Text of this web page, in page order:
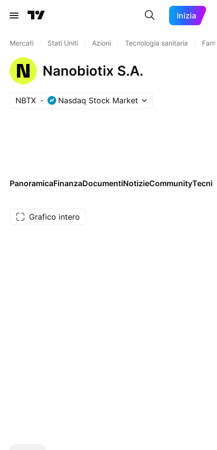
Inizia
Mercati Stati Uniti Azioni Tecnologia sanitaria
Nanobiotix S.A.
NBTX Nasdaq Stock Market
PanoramicaFinanzaDocumentiNotizieCommunity
Grafico intero